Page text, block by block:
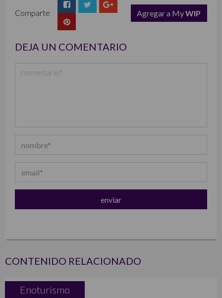
Comparte Agregar a MyWIP
DEJA UN COMENTARIO
CONTENIDO RELACIONADO
Enoturismo